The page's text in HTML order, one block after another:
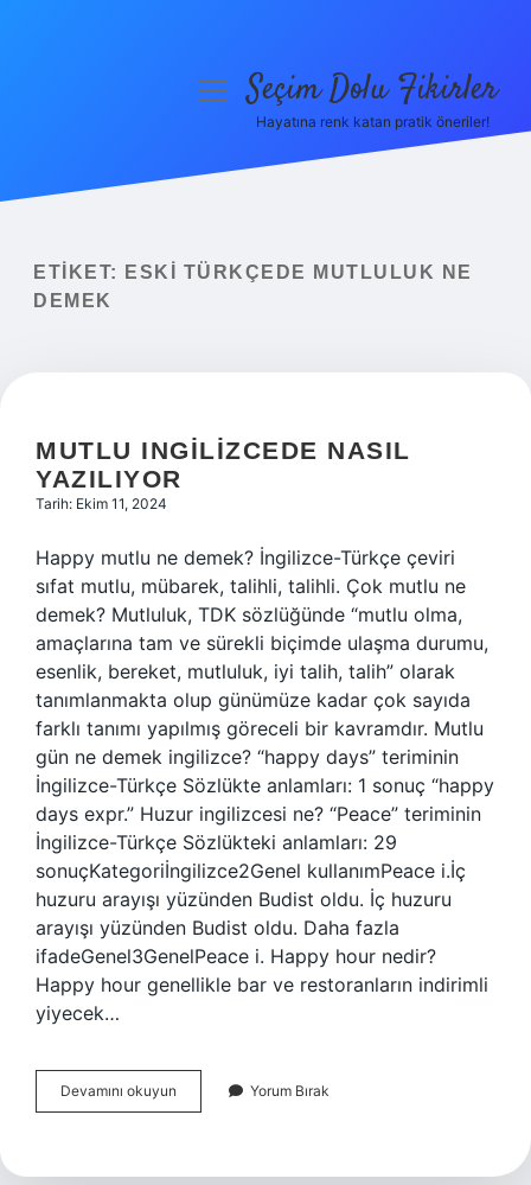
Yasal Uyarı
menüyüSeçim Dolu Fikirler
Hayatına renk katan pratik öneriler!
ETIKET:
ESKI TÜRKÇEDE MUTLULUK NE
DEMEK
MUTLU INGILIZCEDE NASIL
YAZILIYOR
Tarih: Ekim 11, 2024
Happy mutlu ne demek? İngilizce-Türkçe çeviri
sıfat mutlu, mübarek, talihli, talihli. Çok mutlu ne
demek? Mutluluk, TDK sözlüğünde “mutlu olma,
amaçlarına tam ve sürekli biçimde ulaşma durumu,
esenlik, bereket, mutluluk, iyi talih, talih” olarak
tanımlanmakta olup günümüze kadar çok sayıda
farklı tanımı yapılmış göreceli bir kavramdır. Mutlu
gün ne demek ingilizce? “happy days” teriminin
İngilizce-Türkçe Sözlükte anlamları: 1 sonuç “happy
days expr.” Huzur ingilizcesi ne? “Peace” teriminin
İngilizce-Türkçe Sözlükteki anlamları: 29
sonuçKategoriİngilizce2Genel kullanımPeace i.İç
huzuru arayışı yüzünden Budist oldu. İç huzuru
arayışı yüzünden Budist oldu. Daha fazla
ifadeGenel3GenelPeace i. Happy hour nedir?
Happy hour genellikle bar ve restoranların indirimli
yiyecek…
Devamını okuyun
Ingilizcede
Yorum Bırak